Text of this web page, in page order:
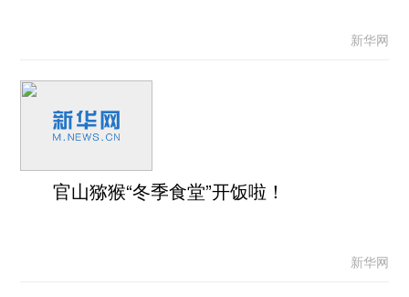
新华网
官山猕猴“冬季食堂”开饭啦！
新华网